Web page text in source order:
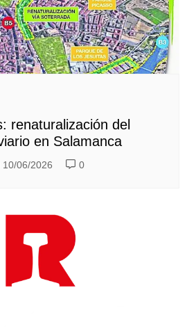
renaturalización del
en Salamanca
10/06/2026 0